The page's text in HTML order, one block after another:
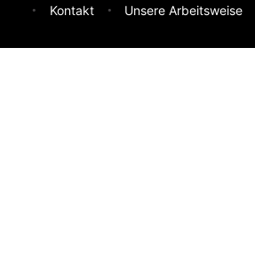
Kontakt
Unsere Arbeitsweise